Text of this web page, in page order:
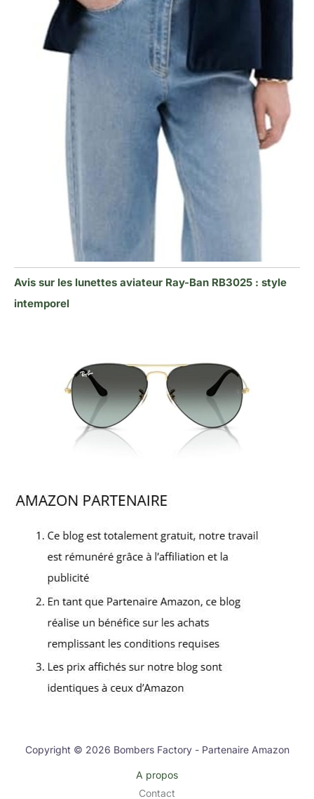
Avis sur les lunettes aviateur Ray-Ban RB3025 : style
intemporel
Copyright © 2026 Bombers Factory - Partenaire Amazon
A propos
Contact